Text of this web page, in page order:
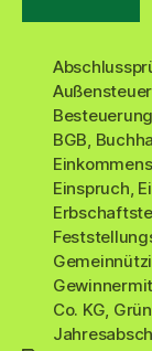
Besteuerung
BGB
Einspruch
Co. KG